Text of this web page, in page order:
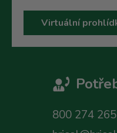
Virtuální
800 274 265